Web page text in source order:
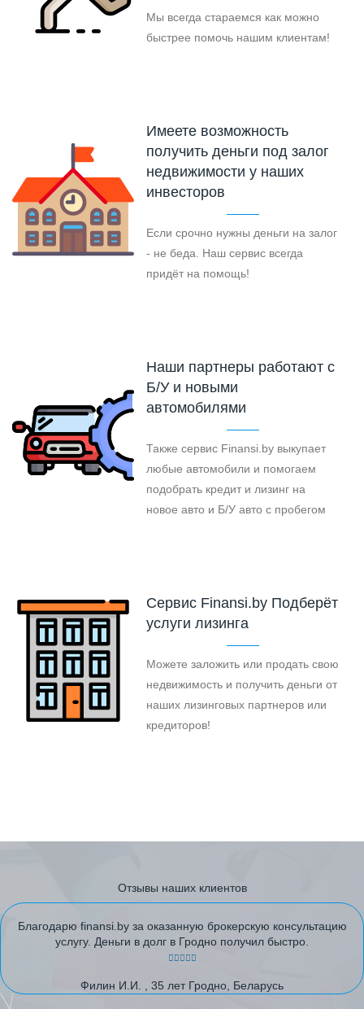
Мы всегда стараемся как можно
быстрее помочь нашим клиентам!
Имеете возможность
получить деньги под залог
недвижимости у наших
инвесторов
Если срочно нужны деньги на залог
- не беда. Наш сервис всегда
придёт на помощь!
Наши партнеры работают с
Б/У и новыми
автомобилями
Также сервис Finansi.by выкупает
любые автомобили и помогаем
подобрать кредит и лизинг на
новое авто и Б/У авто с пробегом
Cервис Finansi.by Подберёт
услуги лизинга
Можете заложить или продать свою
недвижимость и получить деньги от
наших лизинговых партнеров или
кредиторов!
Отзывы наших клиентов
Благодарю finansi.by за оказанную брокерскую консультацию
услугу. Деньги в долг в Гродно получил быстро.
Филин И.И. , 35 лет Гродно, Беларусь